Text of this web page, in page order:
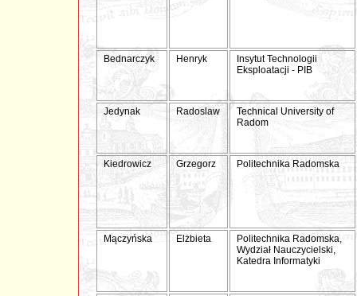
Bednarczyk Henryk
Insytut Technologii
Eksploatacji - PIB
Jedynak Radoslaw
Technical University of
Radom
Kiedrowicz Grzegorz Politechnika Radomska
Mączyńska Elżbieta
Politechnika Radomska,
Wydział Nauczycielski,
Katedra Informatyki